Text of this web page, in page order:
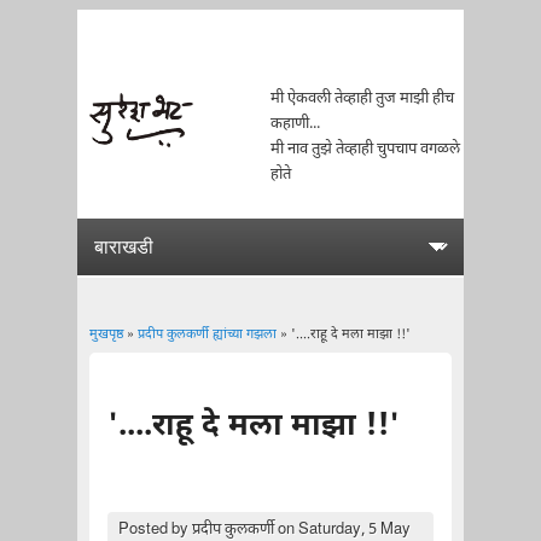
मी ऐकवली तेव्हाही तुज माझी हीच
कहाणी...
मी नाव तुझे तेव्हाही चुपचाप वगळले
होते
मुखपृष्ठ» प्रदीप कुलकर्णी ह्यांच्या गझला» '....राहू दे मला माझा !!'
'....राहू दे मला माझा !!'
Posted byप्रदीप कुलकर्णीon Saturday, 5 May